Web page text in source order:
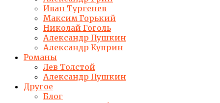
Иван Тургенев
Максим Горький
Николай Гоголь
Александр Пушкин
Александр Куприн
Романы
Лев Толстой
Александр Пушкин
Другое
Блог